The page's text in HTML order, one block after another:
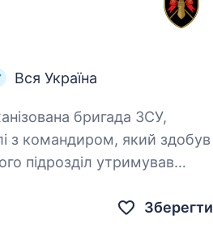
Вся Україна
з командиром, який здобув
підрозділ утримував
Зберегти